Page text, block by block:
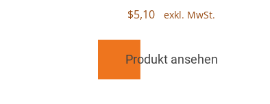
$5,10
Produkt ansehen